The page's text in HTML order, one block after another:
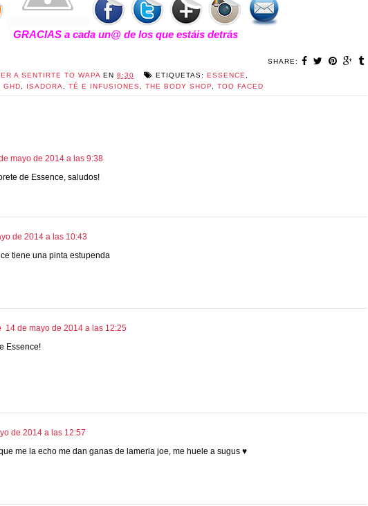
GRACIAS a cada un@ de los que estáis detrás
SHARE:
A SENTIRTE TO WAPA EN 8:30 ETIQUETAS: ESSENCE
GHD ISADORA TÉ E INFUSIONES THE BODY SHOP TOO FACED
mayo de 2014 a las 9:38
de Essence, saludos!
de 2014 a las 10:43
tiene una pinta estupenda
14 de mayo de 2014 a las 12:25
Essence!
de 2014 a las 12:57
me la echo me dan ganas de lamerla joe, me huele a sugus ♥